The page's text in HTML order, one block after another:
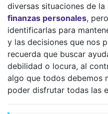
diversas situaciones de
finanzas personales,
identificarlas para
y las decisiones que nos
recuerda que buscar
debilidad o locura, al
algo que todos debemos
poder disfrutar todas las